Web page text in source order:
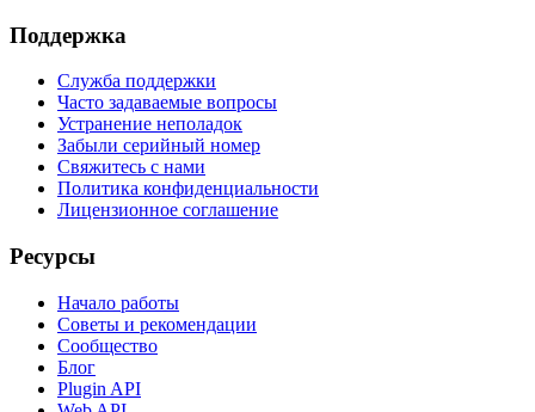
Поддержка
Служба поддержки
Часто задаваемые вопросы
Устранение неполадок
Забыли серийный номер
Свяжитесь с нами
Политика конфиденциальности
Лицензионное соглашение
Ресурсы
Начало работы
Советы и рекомендации
Сообщество
Блог
Plugin API